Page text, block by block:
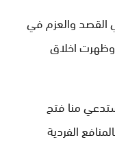
القصد والعزم في
وظهرت اخلاق
منا فتح
الفردية